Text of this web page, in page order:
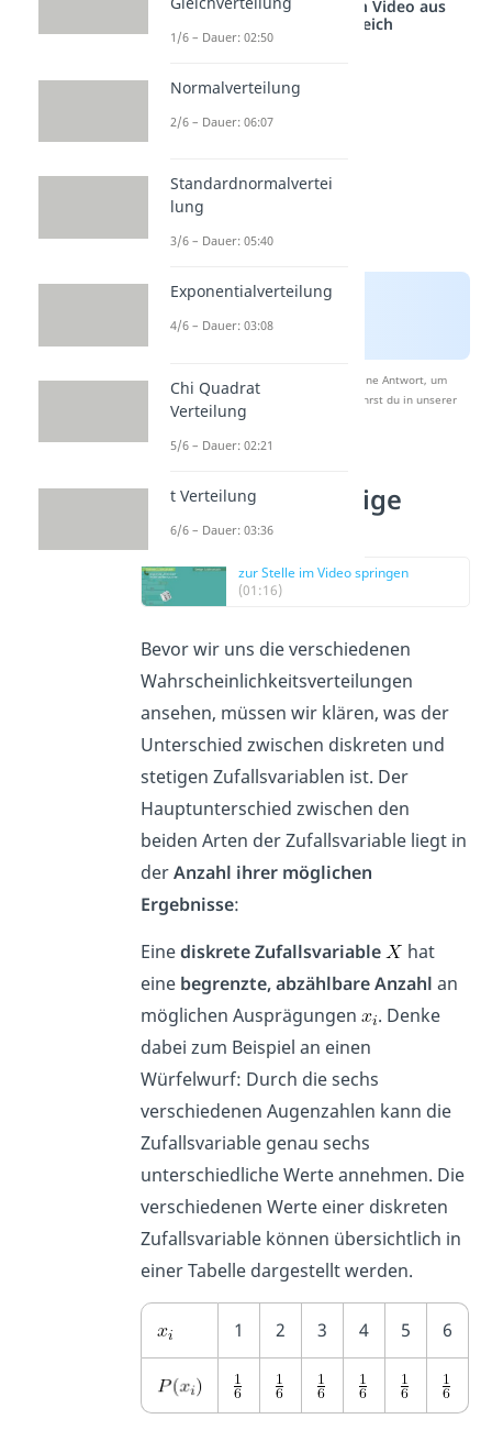
Studyflix vernetzt: Hier ein Video aus
einem anderen Bereich
Nach Beantwortung speichern wir deine Antwort, um
Studyflix zu verbessern. Mehr dazu erfährst du in unserer
Datenschutzerklärung
Diskrete und stetige
Zufallsvariablen
zur Stelle im Video springen
(01:16)
Bevor wir uns die verschiedenen
Wahrscheinlichkeitsverteilungen
ansehen, müssen wir klären, was der
Unterschied zwischen diskreten und
stetigen Zufallsvariablen ist. Der
Hauptunterschied zwischen den
beiden Arten der Zufallsvariable liegt in
derAnzahl ihrer möglichen
Ergebnisse:
Einediskrete Zufallsvariable
hat
eine begrenzte, abzählbare Anzahl an
möglichen Ausprägungen
. Denke
dabei zum Beispiel an einen
Würfelwurf: Durch die sechs
verschiedenen Augenzahlen kann die
Zufallsvariable genau sechs
unterschiedliche Werte annehmen. Die
verschiedenen Werte einer diskreten
Zufallsvariable können übersichtlich in
einer Tabelle dargestellt werden.
1 2 3 4 5 6
1/6 – Dauer: 02:50
Normalverteilung
2/6 – Dauer: 06:07
Standardnormalvertei
lung
3/6 – Dauer: 05:40
Exponentialverteilung
4/6 – Dauer: 03:08
Chi Quadrat
Verteilung
5/6 – Dauer: 02:21
t Verteilung
6/6 – Dauer: 03:36